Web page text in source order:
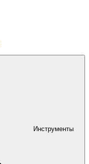
Инструменты